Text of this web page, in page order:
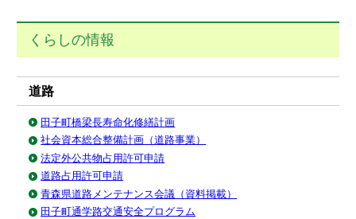
くらしの情報
道路
田子町橋梁長寿命化修繕計画
社会資本総合整備計画（道路事業）
法定外公共物占用許可申請
道路占用許可申請
青森県道路メンテナンス会議（資料掲載）
田子町通学路交通安全プログラム